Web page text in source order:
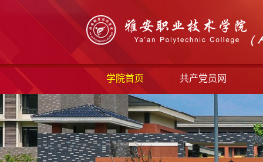
学院首页 共产党员网